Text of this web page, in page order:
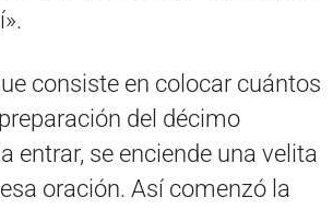
consiste en colocar cuántos
del décimo
entrar, se enciende una velita
oración. Así comenzó la